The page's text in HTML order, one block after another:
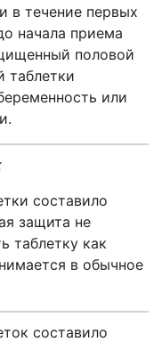
в течение первых
начала приема
половой
таблетки
или
составило
защита не
таблетку как
в обычное
составило